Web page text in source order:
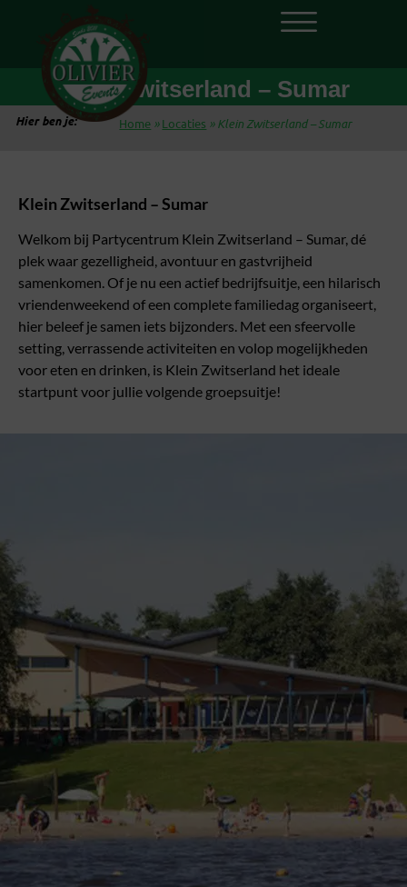
Klein Zwitserland – Sumar
Hier ben je: Home »Locaties »Klein Zwitserland – Sumar
Klein Zwitserland – Sumar
Welkom bij Partycentrum Klein Zwitserland – Sumar, dé
plek waar gezelligheid, avontuur en gastvrijheid
samenkomen. Of je nu een actief bedrijfsuitje, een hilarisch
vriendenweekend of een complete familiedag organiseert,
hier beleef je samen iets bijzonders. Met een sfeervolle
setting, verrassende activiteiten en volop mogelijkheden
voor eten en drinken, is Klein Zwitserland het ideale
startpunt voor jullie volgende groepsuitje!